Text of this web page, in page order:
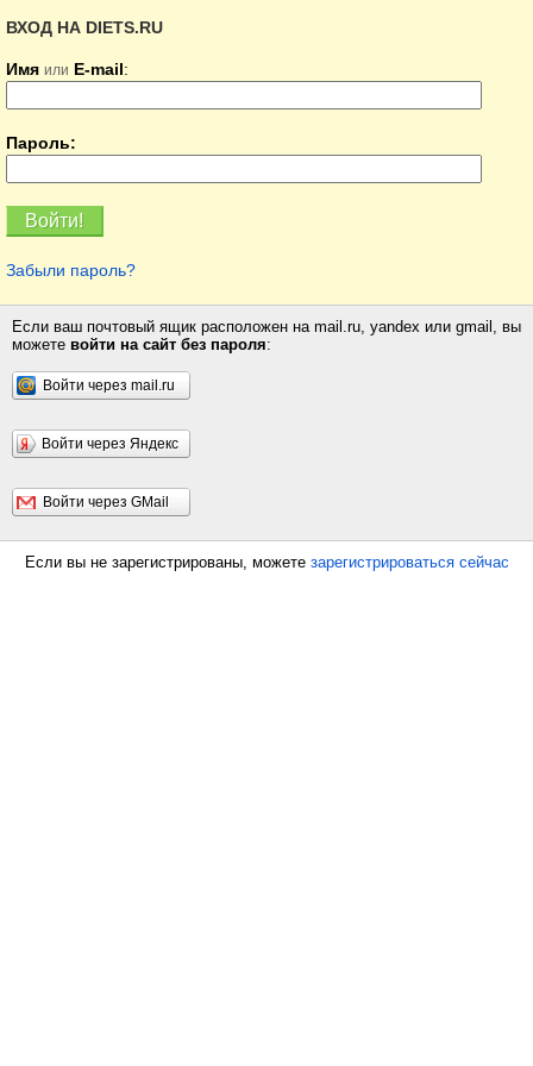
ВХОД НА DIETS.RU
Имя или E-mail:
Пароль:
Забыли пароль?
Если ваш почтовый ящик расположен на mail.ru, yandex или gmail, вы
можете войти на сайт без пароля:
Войти через mail.ru
Войти через Яндекс
Войти через GMail
Если вы не зарегистрированы, можете зарегистрироваться сейчас